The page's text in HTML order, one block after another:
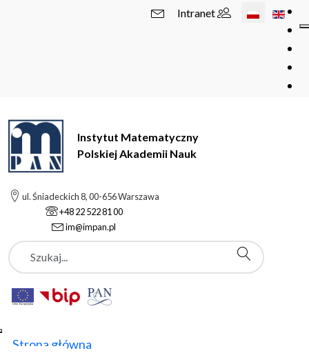
Wybierz swój
Intranet
Instytut Matematyczny
Polskiej Akademii Nauk
ul. Śniadeckich 8, 00-656 Warszawa
+48 22 522 81 00
im@impan.pl
Szukaj
Strona główna